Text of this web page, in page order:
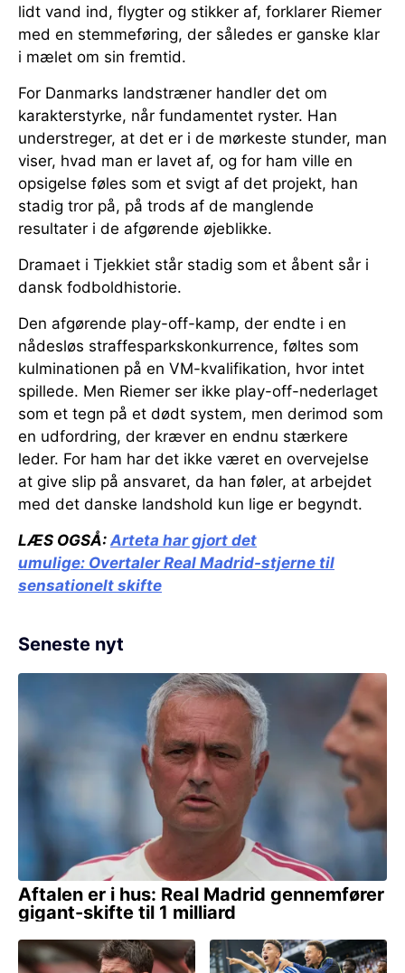
lidt vand ind, flygter og stikker af, forklarer Riemer
med en stemmeføring, der således er ganske klar
i mælet om sin fremtid.
For Danmarks landstræner handler det om
karakterstyrke, når fundamentet ryster. Han
understreger, at det er i de mørkeste stunder, man
viser, hvad man er lavet af, og for ham ville en
opsigelse føles som et svigt af det projekt, han
stadig tror på, på trods af de manglende
resultater i de afgørende øjeblikke.
Dramaet i Tjekkiet står stadig som et åbent sår i
dansk fodboldhistorie.
Den afgørende play-off-kamp, der endte i en
nådesløs straffesparkskonkurrence, føltes som
kulminationen på en VM-kvalifikation, hvor intet
spillede. Men Riemer ser ikke play-off-nederlaget
som et tegn på et dødt system, men derimod som
en udfordring, der kræver en endnu stærkere
leder. For ham har det ikke været en overvejelse
at give slip på ansvaret, da han føler, at arbejdet
med det danske landshold kun lige er begyndt.
LÆS OGSÅ:Arteta har gjort det
umulige: Overtaler Real Madrid-stjerne til
sensationelt skifte
Seneste nyt